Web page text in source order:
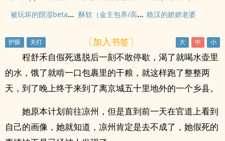
被玩坏的阴湿beta（强制 nph） 酥软（金主包养/高H/NP） 糙汉的娇娇老婆
〔加入书签〕
程舒禾自假死逃脱后一刻不敢停歇，渴了就喝水壶里
的水，饿了就啃一口包裹里的干粮，就这样跑了整整两
天，到了晚上终于来到了离京城五十里地外的一个乡县。
她原本计划前往凉州，但是直到前一天在官道上看到
自己的画像，她就知道，凉州肯定是去不成了，她假死的